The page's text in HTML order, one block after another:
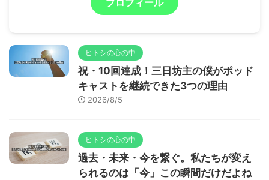
プロフィール
ヒトシの心の中
祝・10回達成！三日坊主の僕がポッド
キャストを継続できた3つの理由
2026/8/5
ヒトシの心の中
過去・未来・今を繋ぐ。私たちが変え
られるのは「今」この瞬間だけだよね